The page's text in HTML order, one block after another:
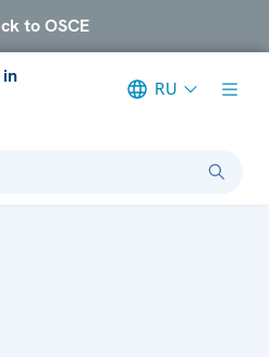
to OSCE
in
RU